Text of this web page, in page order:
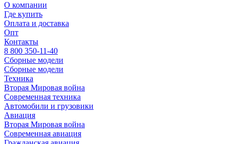
О компании
Где купить
Оплата и доставка
Опт
Контакты
8 800 350-11-40
Сборные модели
Сборные модели
Техника
Вторая Мировая война
Современная техника
Автомобили и грузовики
Авиация
Вторая Мировая война
Современная авиация